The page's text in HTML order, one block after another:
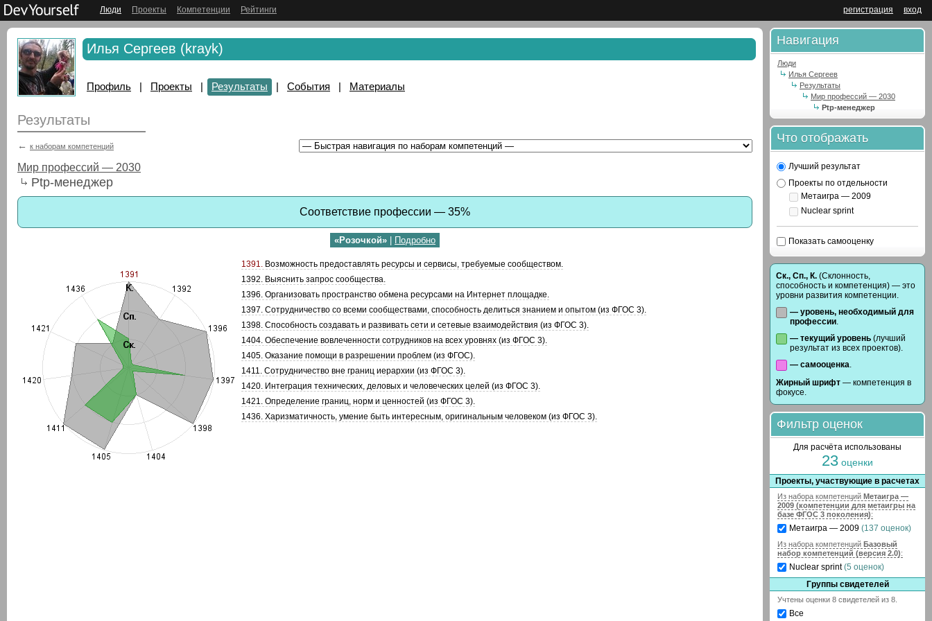
вход
регистрация
Люди Проекты Компетенции Рейтинги
Илья Сергеев (krayk)
Профиль | Проекты | Результаты | События | Материалы
Результаты
← к наборам компетенций
Мир профессий — 2030
Ptp-менеджер
Соответствие профессии — 35%
«Розочкой» Подробно
1391. Возможность предоставлять ресурсы и сервисы, требуемые сообществом.
1392. Выяснить запрос сообщества.
1396. Организовать пространство обмена ресурсами на Интернет площадке.
1397. Сотрудничество со всеми сообществами, способность делиться знанием и опытом (из ФГОС 3).
1398. Способность создавать и развивать сети и сетевые взаимодействия (из ФГОС 3).
1404. Обеспечение вовлеченности сотрудников на всех уровнях (из ФГОС 3).
1405. Оказание помощи в разрешении проблем (из ФГОС).
1411. Сотрудничество вне границ иерархии (из ФГОС 3).
1420. Интеграция технических, деловых и человеческих целей (из ФГОС 3).
1421. Определение границ, норм и ценностей (из ФГОС 3).
1436. Харизматичность, умение быть интересным, оригинальным человеком (из ФГОС 3).
Навигация
Люди
Илья Сергеев
Результаты
Мир профессий — 2030
Ptp-менеджер
Что отображать
Лучший результат
Проекты по отдельности
Метаигра — 2009
Nuclear sprint
Показать самооценку
Ск., Сп., К. (Склонность,
способность и компетенция) — это
уровни развития компетенции.
— уровень, необходимый для
профессии.
— текущий уровень (лучший
результат из всех проектов).
— самооценка.
Жирный шрифт — компетенция в
фокусе.
Фильтр оценок
Для расчёта использованы
23 оценки
Проекты, участвующие в расчетах
Из набора компетенций Метаигра —
2009 (компетенции для метаигры на
базе ФГОС 3 поколения):
Метаигра — 2009 (137 оценок)
Из набора компетенций Базовый
набор компетенций (версия 2.0):
Nuclear sprint(5 оценок)
Группы свидетелей
Учтены оценки 8 свидетелей из 8.
Все